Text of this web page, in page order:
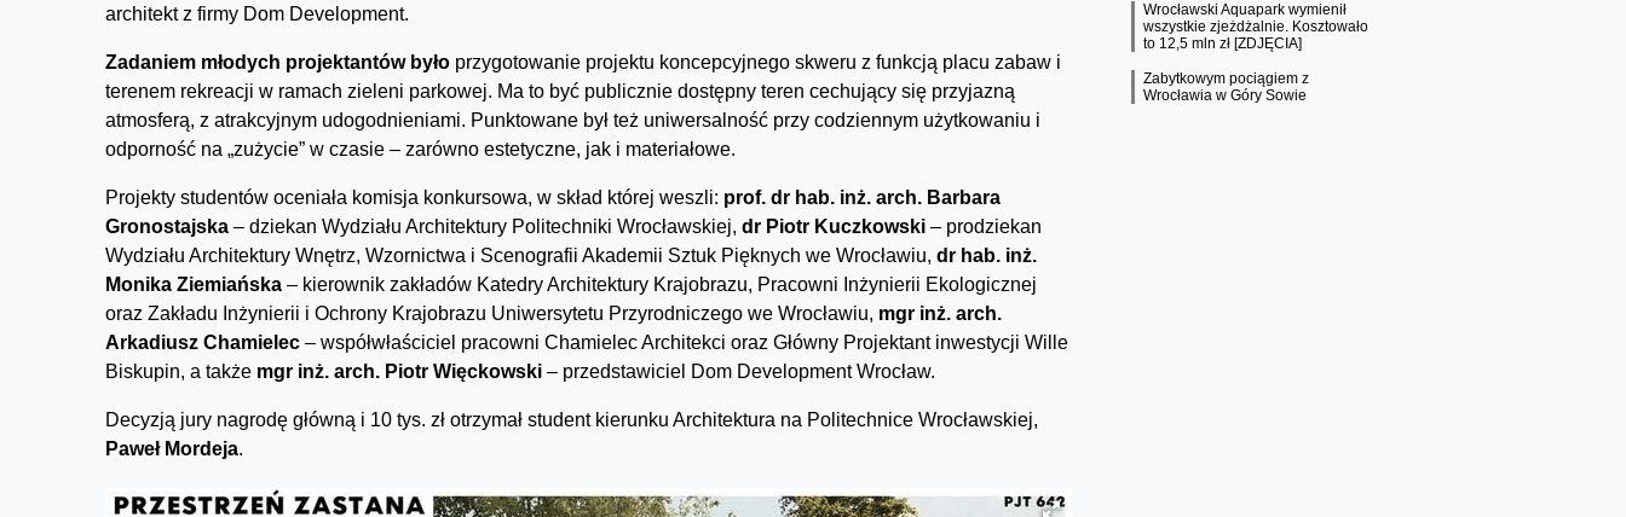
architekt z firmy Dom Development.
Zadaniem młodych projektantów było przygotowanie projektu koncepcyjnego skweru z funkcją placu zabaw i
terenem rekreacji w ramach zieleni parkowej. Ma to być publicznie dostępny teren cechujący się przyjazną
atmosferą, z atrakcyjnym udogodnieniami. Punktowane był też uniwersalność przy codziennym użytkowaniu i
odporność na „zużycie” w czasie – zarówno estetyczne, jak i materiałowe.
Projekty studentów oceniała komisja konkursowa, w skład której weszli: prof. dr hab. inż. arch. Barbara
Gronostajska – dziekan Wydziału Architektury Politechniki Wrocławskiej, dr Piotr Kuczkowski – prodziekan
Wydziału Architektury Wnętrz, Wzornictwa i Scenografii Akademii Sztuk Pięknych we Wrocławiu, dr hab. inż.
Monika Ziemiańska – kierownik zakładów Katedry Architektury Krajobrazu, Pracowni Inżynierii Ekologicznej
oraz Zakładu Inżynierii i Ochrony Krajobrazu Uniwersytetu Przyrodniczego we Wrocławiu, mgr inż. arch.
Arkadiusz Chamielec – współwłaściciel pracowni Chamielec Architekci oraz Główny Projektant inwestycji Wille
Biskupin, a także mgr inż. arch. Piotr Więckowski – przedstawiciel Dom Development Wrocław.
Decyzją jury nagrodę główną i 10 tys. zł otrzymał student kierunku Architektura na Politechnice Wrocławskiej,
Paweł Mordeja.
Wrocławski Aquapark wymienił
wszystkie zjeżdżalnie. Kosztowało
to 12,5 mln zł [ZDJĘCIA]
Zabytkowym pociągiem z
Wrocławia w Góry Sowie